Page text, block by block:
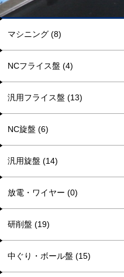
カテゴリー一覧
マシニング (8)
NCフライス盤 (4)
汎用フライス盤 (13)
NC旋盤 (6)
汎用旋盤 (14)
放電・ワイヤー (0)
研削盤 (19)
中ぐり・ボール盤 (15)